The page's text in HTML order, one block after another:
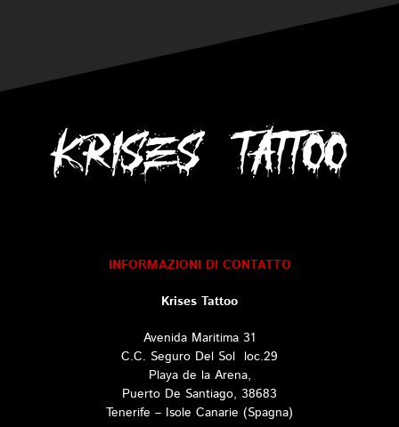
INFORMAZIONI DI CONTATTO
Krises Tattoo
Avenida Maritima 31
C.C. Seguro Del Sol loc.29
Playa de la Arena,
Puerto De Santiago, 38683
Tenerife – Isole Canarie (Spagna)